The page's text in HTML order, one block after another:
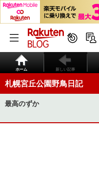
ホーム 新しい記事
札幌宮丘公園野鳥日記
最高のずか